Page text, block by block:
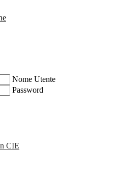
Nome Utente
Password
CIE